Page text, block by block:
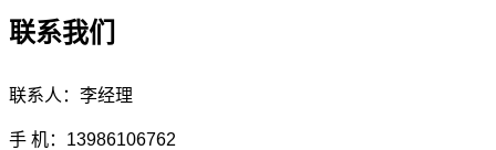
联系我们
联系人：李经理
手 机：13986106762